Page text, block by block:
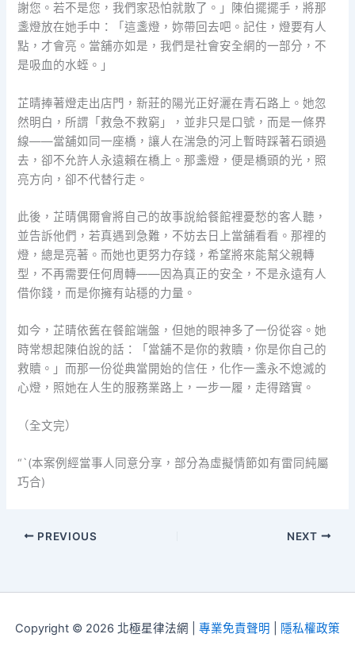
謝您。若不是您，我們家恐怕就散了。」陳伯擺擺手，將那
盞燈放在她手中：「這盞燈，妳帶回去吧。記住，燈要有人
點，才會亮。當舖亦如是，我們是社會安全網的一部分，不
是吸血的水蛭。」
芷晴捧著燈走出店門，新莊的陽光正好灑在青石路上。她忽
然明白，所謂「救急不救窮」，並非只是口號，而是一條界
線——當舖如同一座橋，讓人在湍急的河上暫時踩著石頭過
去，卻不允許人永遠賴在橋上。那盞燈，便是橋頭的光，照
亮方向，卻不代替行走。
此後，芷晴偶爾會將自己的故事說給餐館裡憂愁的客人聽，
並告訴他們，若真遇到急難，不妨去日上當舖看看。那裡的
燈，總是亮著。而她也更努力存錢，希望將來能幫父親轉
型，不再需要任何周轉——因為真正的安全，不是永遠有人
借你錢，而是你擁有站穩的力量。
如今，芷晴依舊在餐館端盤，但她的眼神多了一份從容。她
時常想起陳伯說的話：「當舖不是你的救贖，你是你自己的
救贖。」而那一份從典當開始的信任，化作一盞永不熄滅的
心燈，照她在人生的服務業路上，一步一履，走得踏實。
（全文完）
“`(本案例經當事人同意分享，部分為虛擬情節如有雷同純屬
巧合)
PREVIOUS NEXT
Copyright © 2026 北極星律法網 | 專業免責聲明 隱私權政策